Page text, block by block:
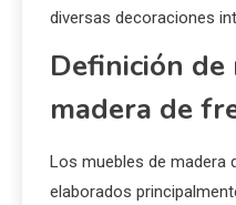
diversas decoraciones
Definición
madera de
Los muebles de madera
elaborados